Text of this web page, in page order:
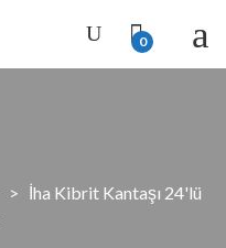
0
> İha Kibrit Kantaşı 24'lü